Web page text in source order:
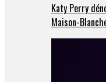
Katy Perry
Maison-